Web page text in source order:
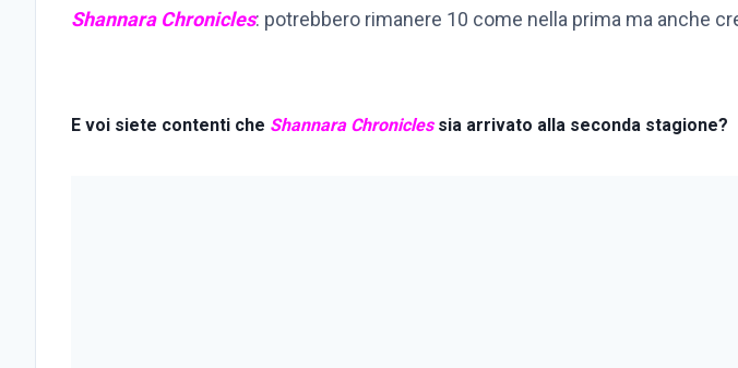
Shannara Chronicles: potrebbero rimanere 10 come nella prima ma anche
E voi siete contenti che Shannara Chroniclessia arrivato alla seconda stagione?